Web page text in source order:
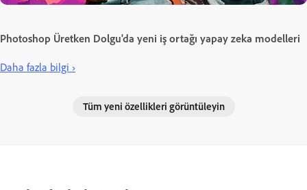
Photoshop Üretken Dolgu'da yeni iş ortağı yapay zeka modelleri
Daha fazla bilgi ›
Tüm yeni özellikleri görüntüleyin